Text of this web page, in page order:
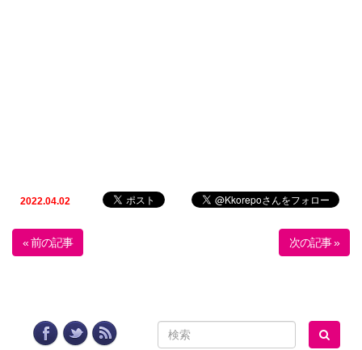
2022.04.02
« 前の記事 次の記事 »